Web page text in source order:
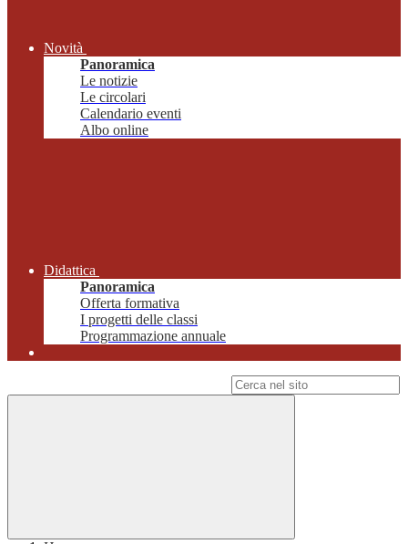
Novità
Panoramica
Le notizie
Le circolari
Calendario eventi
Albo online
Didattica
Panoramica
Offerta formativa
I progetti delle classi
Programmazione annuale